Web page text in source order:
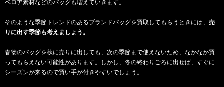
ベロア素材などのバッグも増えていきます。
そのような季節トレンドのあるブランドバッグを買取してもらうときには、 売
りに出す季節も考えましょう。
春物のバッグを秋に売りに出しても、次の季節まで使えないため、なかなか買
ってもらえない可能性があります。しかし、冬の終わりごろに出せば、すぐに
シーズンが来るので買い手が付きやすいでしょう。